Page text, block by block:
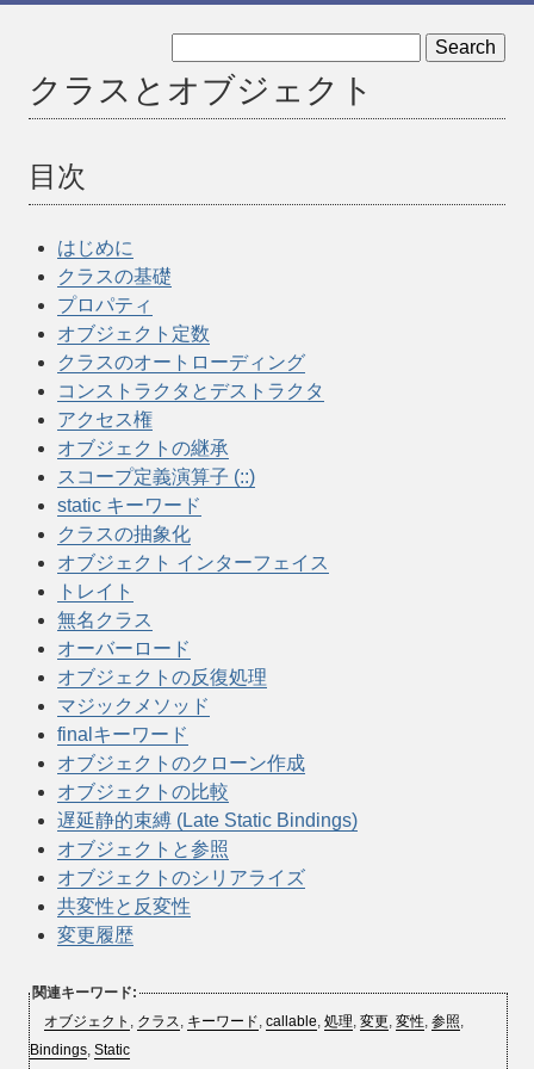
クラスとオブジェクト
目次
はじめに
クラスの基礎
プロパティ
オブジェクト定数
クラスのオートローディング
コンストラクタとデストラクタ
アクセス権
オブジェクトの継承
スコープ定義演算子 (::)
static キーワード
クラスの抽象化
オブジェクト インターフェイス
トレイト
無名クラス
オーバーロード
オブジェクトの反復処理
マジックメソッド
finalキーワード
オブジェクトのクローン作成
オブジェクトの比較
遅延静的束縛 (Late Static Bindings)
オブジェクトと参照
オブジェクトのシリアライズ
共変性と反変性
変更履歴
関連キーワード:
オブジェクト , クラス, キーワード, callable, 処理, 変更, 変性, 参照,
Bindings, Static